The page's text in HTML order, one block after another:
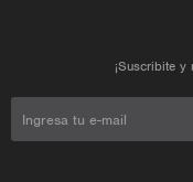
¡Suscribite